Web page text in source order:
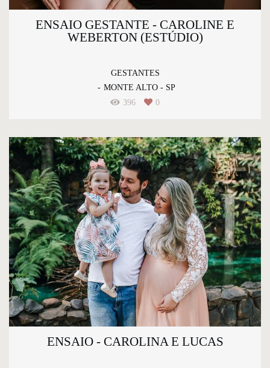
ENSAIO GESTANTE - CAROLINE E
WEBERTON (ESTÚDIO)
GESTANTES
MONTE ALTO - SP
396
0
ENSAIO - CAROLINA E LUCAS